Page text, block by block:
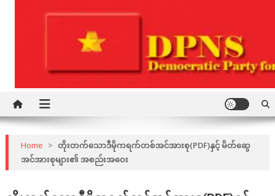
DPNS
Home > တိုးတက်သောဒီမိုကရက်တစ်အင်အားစု(PDF)နှင့် မိတ်ဆွေ
အင်အားစုများ၏ အစည်းအဝေး